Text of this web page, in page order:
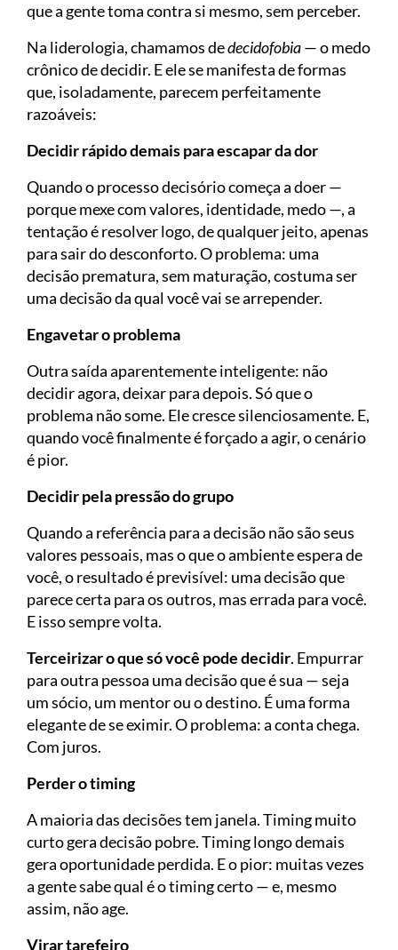
que a gente toma contra si mesmo, sem perceber.
Na liderologia, chamamos dedecidofobia— o medo
crônico de decidir. E ele se manifesta de formas
que, isoladamente, parecem perfeitamente
razoáveis:
Decidir rápido demais para escapar da dor
Quando o processo decisório começa a doer —
porque mexe com valores, identidade, medo —, a
tentação é resolver logo, de qualquer jeito, apenas
para sair do desconforto. O problema: uma
decisão prematura, sem maturação, costuma ser
uma decisão da qual você vai se arrepender.
Engavetar o problema
Outra saída aparentemente inteligente: não
decidir agora, deixar para depois. Só que o
problema não some. Ele cresce silenciosamente. E,
quando você finalmente é forçado a agir, o cenário
é pior.
Decidir pela pressão do grupo
Quando a referência para a decisão não são seus
valores pessoais, mas o que o ambiente espera de
você, o resultado é previsível: uma decisão que
parece certa para os outros, mas errada para você.
E isso sempre volta.
Terceirizar o que só você pode decidir. Empurrar
para outra pessoa uma decisão que é sua — seja
um sócio, um mentor ou o destino. É uma forma
elegante de se eximir. O problema: a conta chega.
Com juros.
Perder o timing
A maioria das decisões tem janela. Timing muito
curto gera decisão pobre. Timing longo demais
gera oportunidade perdida. E o pior: muitas vezes
a gente sabe qual é o timing certo — e, mesmo
assim, não age.
Virar tarefeiro